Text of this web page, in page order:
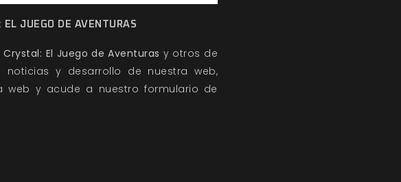
JUEGO DE AVENTURAS
Crystal: El Juego de Aventuras y otros de
y desarrollo de nuestra web,
y acude a nuestro formulario de